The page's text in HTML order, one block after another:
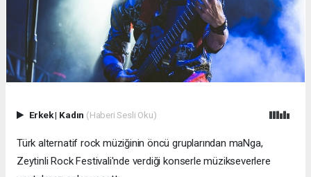
Erkek| Kadın (Haberi Sesli Oku)
Türk alternatif rock müziğinin öncü gruplarından maNga,
Zeytinli Rock Festivali'nde verdiği konserle müzikseverlere